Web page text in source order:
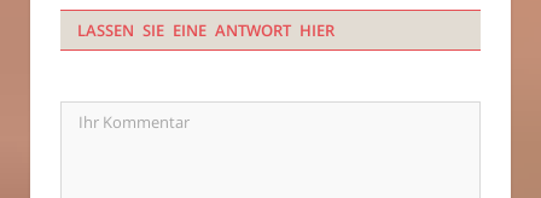
LASSEN SIE EINE ANTWORT HIER